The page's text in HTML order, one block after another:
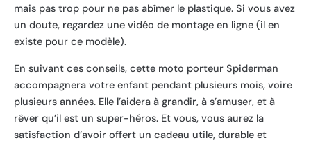
mais pas trop pour ne pas abîmer le plastique. Si vous avez
un doute, regardez une vidéo de montage en ligne (il en
existe pour ce modèle).
En suivant ces conseils, cette moto porteur Spiderman
accompagnera votre enfant pendant plusieurs mois, voire
plusieurs années. Elle l’aidera à grandir, à s’amuser, et à
rêver qu’il est un super-héros. Et vous, vous aurez la
satisfaction d’avoir offert un cadeau utile, durable et